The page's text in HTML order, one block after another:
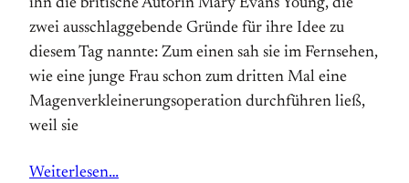
ihn die britische Autorin Mary Evans Young, die
zwei ausschlaggebende Gründe für ihre Idee zu
diesem Tag nannte: Zum einen sah sie im Fernsehen,
wie eine junge Frau schon zum dritten Mal eine
Magen­verkleinerungs­operation durchführen ließ,
weil sie
Weiterlesen…